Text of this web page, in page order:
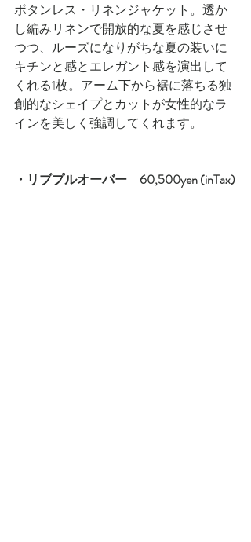
ボタンレス・リネンジャケット。透か
し編みリネンで開放的な夏を感じさせ
つつ、ルーズになりがちな夏の装いに
キチンと感とエレガント感を演出して
くれる1枚。アーム下から裾に落ちる独
創的なシェイプとカットが女性的なラ
インを美しく強調してくれます。
・リブプルオーバー　60,500yen (inTax)